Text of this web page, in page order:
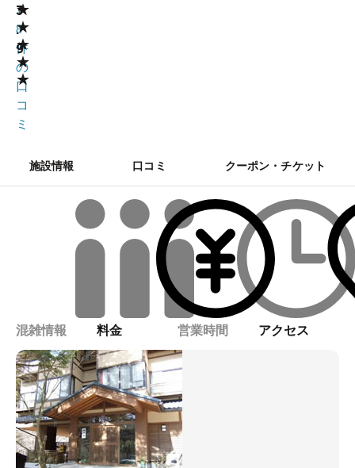
★
★
★
★
★
3
.
9
1
8
件
の
口
コ
ミ
施設情報 口コミ クーポン・チケット
混雑情報 料金 営業時間 アクセス